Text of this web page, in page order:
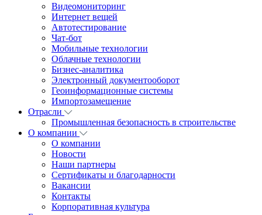
Видеомониторинг
Интернет вещей
Автотестирование
Чат-бот
Мобильные технологии
Облачные технологии
Бизнес-аналитика
Электронный документооборот
Геоинформационные системы
Импортозамещение
Отрасли
Промышленная безопасность в строительстве
О компании
О компании
Новости
Наши партнеры
Сертификаты и благодарности
Вакансии
Контакты
Корпоративная культура